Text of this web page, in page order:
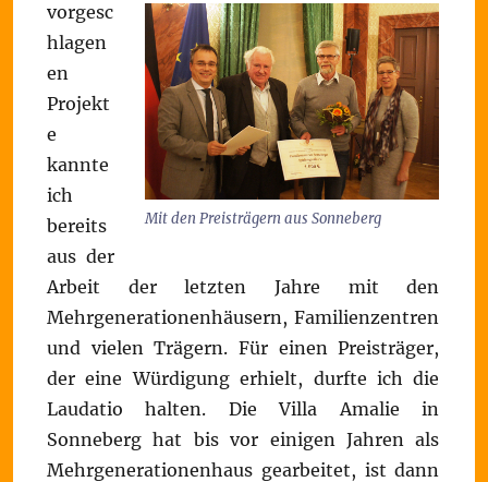
Mit den Preisträgern aus Sonneberg
vorgesc
hlagen
en
Projekt
e
kannte
ich
bereits
aus der
Arbeit der letzten Jahre mit den
Mehrgenerationenhäusern, Familienzentren
und vielen Trägern. Für einen Preisträger,
der eine Würdigung erhielt, durfte ich die
Laudatio halten. Die Villa Amalie in
Sonneberg hat bis vor einigen Jahren als
Mehrgenerationenhaus gearbeitet, ist dann